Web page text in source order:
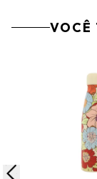
VOCÊ